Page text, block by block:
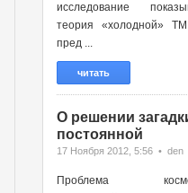
исследование
теория «холодной»
пред ...
читать
О решении
постоянной
17 Ноября 2012, 5:56 • den
Проблема